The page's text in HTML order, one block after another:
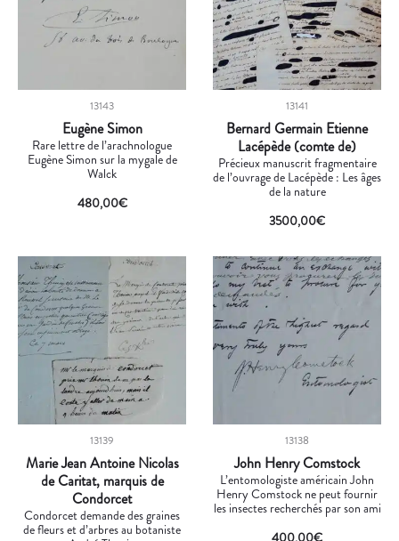
13143
Eugène Simon
Rare lettre de l’arachnologue
Eugène Simon sur la mygale de
Walck
480,00€
13141
Bernard Germain Etienne
Lacépède (comte de)
Précieux manuscrit fragmentaire
de l’ouvrage de Lacépède : Les âges
de la nature
3500,00€
13139
Marie Jean Antoine Nicolas
de Caritat, marquis de
Condorcet
Condorcet demande des graines
de fleurs et d’arbres au botaniste
13138
John Henry Comstock
L’entomologiste américain John
Henry Comstock ne peut fournir
les insectes recherchés par son ami